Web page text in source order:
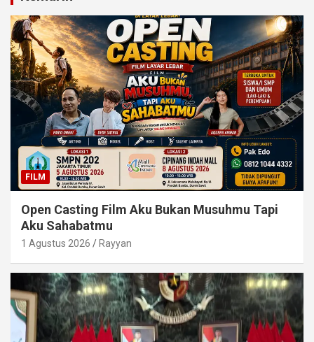
FILM
Open Casting Film Aku Bukan Musuhmu Tapi
Aku Sahabatmu
1 Agustus 2026 Rayyan